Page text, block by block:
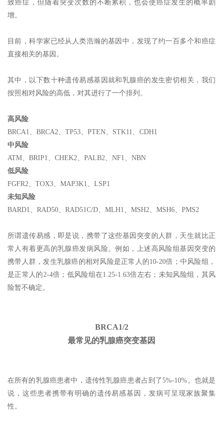
致癌症，但随着突变次数的不断累积，也会使癌症发生的概率剧
增。
目前，科学家已经从人类浩瀚的基因中，发现了约一百多个和癌症
直接相关的基因。
其中，以下数十种遗传易感基因就和乳腺癌的发生密切相关，我们
按照相对风险的高低，对其进行了一个排列。
高风险
BRCA1、BRCA2、TP53、PTEN、STK11、CDH1
中风险
ATM、BRIP1、CHEK2、PALB2、NF1、NBN
低风险
FGFR2、TOX3、MAP3K1、LSP1
未知风险
BARD1、RAD50、RAD51C/D、MLH1、MSH2、MSH6、PMS2
所谓遗传易感，即是说，携带了这些基因突变的人群，天生就比正
常人有着更高的乳腺癌发病风险。例如，上述高风险组基因突变的
携带人群，发生乳腺癌的相对风险是正常人的10-20倍；中风险组，
是正常人的2-4倍；低风险组在1.25-1.63倍左右；未知风险组，其风
险暂不确定。
BRCA1/2
最常见的乳腺癌突变基因
在所有的乳腺癌患者中，遗传性乳腺癌患者占到了5%-10%。也就是
说，这些患者携带有明确的遗传易感基因，发病可呈现家族聚集
性。